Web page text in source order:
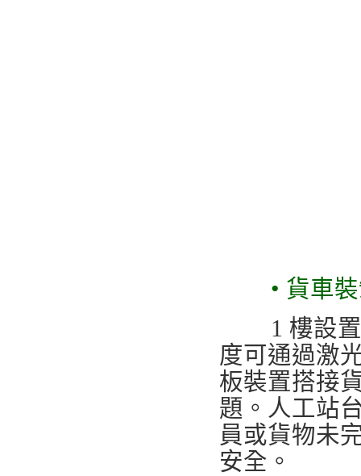
• 貨車
1 樓設置
度可通過激
板裝置搭接
題。人工站
員或貨物未
安全。